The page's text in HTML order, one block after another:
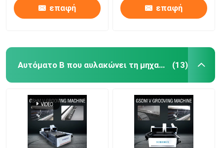
Προϊόντα
Σχετικά με εμάς
επαφή επαφή
Αυτόματο Β που αυλακώνει τη μηχανή (13)